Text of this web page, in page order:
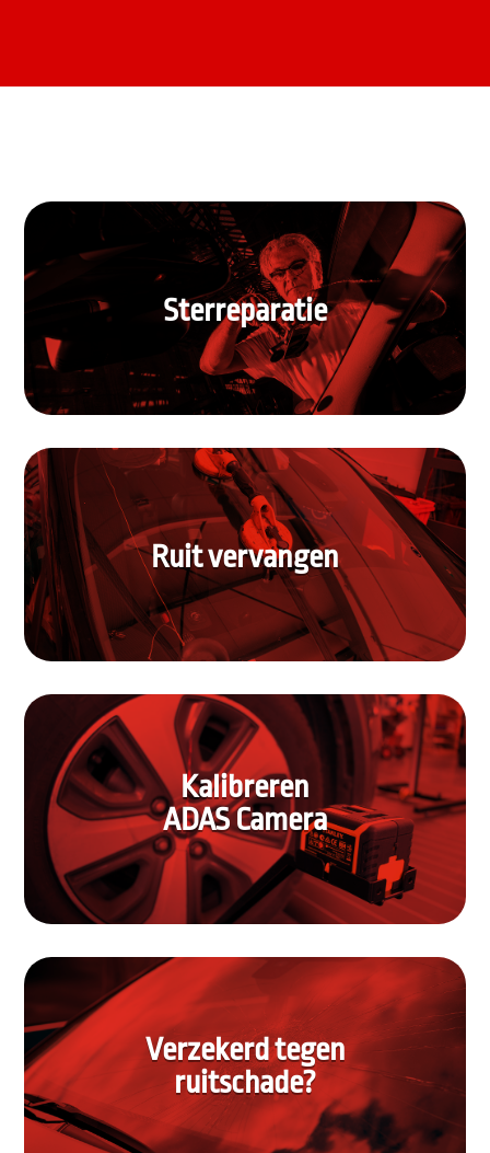
Sterreparatie
Ruit vervangen
Kalibreren
ADAS Camera
Verzekerd tegen
ruitschade?